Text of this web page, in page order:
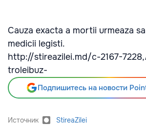
Cauza exacta a mortii urmeaza
medicii legisti.
http://stireazilei.md/c-2167-
troleibuz-
Подпишитесь на новости
Источник StireaZilei